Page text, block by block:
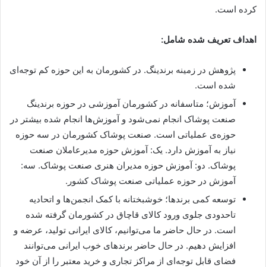
کرده است.
اهداف تعریف شده شامل:
پژوهش در زمینه برندینگ. در کشورمان به این حوزه کم توجه‌ای
شده است.
آموزش؛ متاسفانه در کشورمان آموزشی در حوزه برندینگ
صنعت پوشاک انجام نمی‌شود و آموزش‌ها انجام شده بیشتر در
حوزه‌ی عملیاتی است. صنعت پوشاک کشورمان در سه حوزه
نیاز به آموزش دارد. یک: آموزش حوزه مدیرعاملان صنعت
پوشاک. دو: آموزش حوزه مدیران هنری صنعت پوشاک. سه:
آموزش در حوزه عملیاتی صنعت پوشاک کشور.
توسعه کمی برندها؛ خوشبختانه با کمک انجمن‌ها و اتحادیه
تاحدودی جلوی ورود کالای قاچاق در کشورمان گرفته شده
است. در حال حاضر ما می‌توانیم، کالای ایرانی تولید، عرضه و
افزایش دهیم. در حال حاضر برندهای خوب ایرانی می‌توانند
فضای قابل توجه‌ای از مراکز تجاری و خرید معتبر را از آن خود